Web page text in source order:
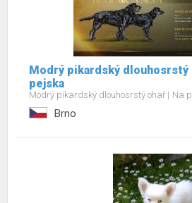
Modrý pikardský dlouhosrstý
pejska
Modrý pikardský dlouhosrstý ohař Na
Brno